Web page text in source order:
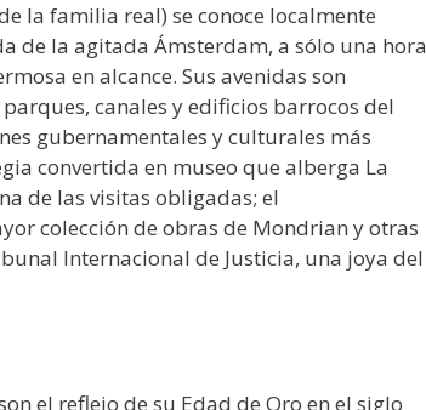
la familia real) se conoce localmente
de la agitada Ámsterdam, a sólo una hora
en alcance. Sus avenidas son
canales y edificios barrocos del
gubernamentales y culturales más
convertida en museo que alberga La
de las visitas obligadas; el
colección de obras de Mondrian y otras
Internacional de Justicia, una joya del
el reflejo de su Edad de Oro en el siglo